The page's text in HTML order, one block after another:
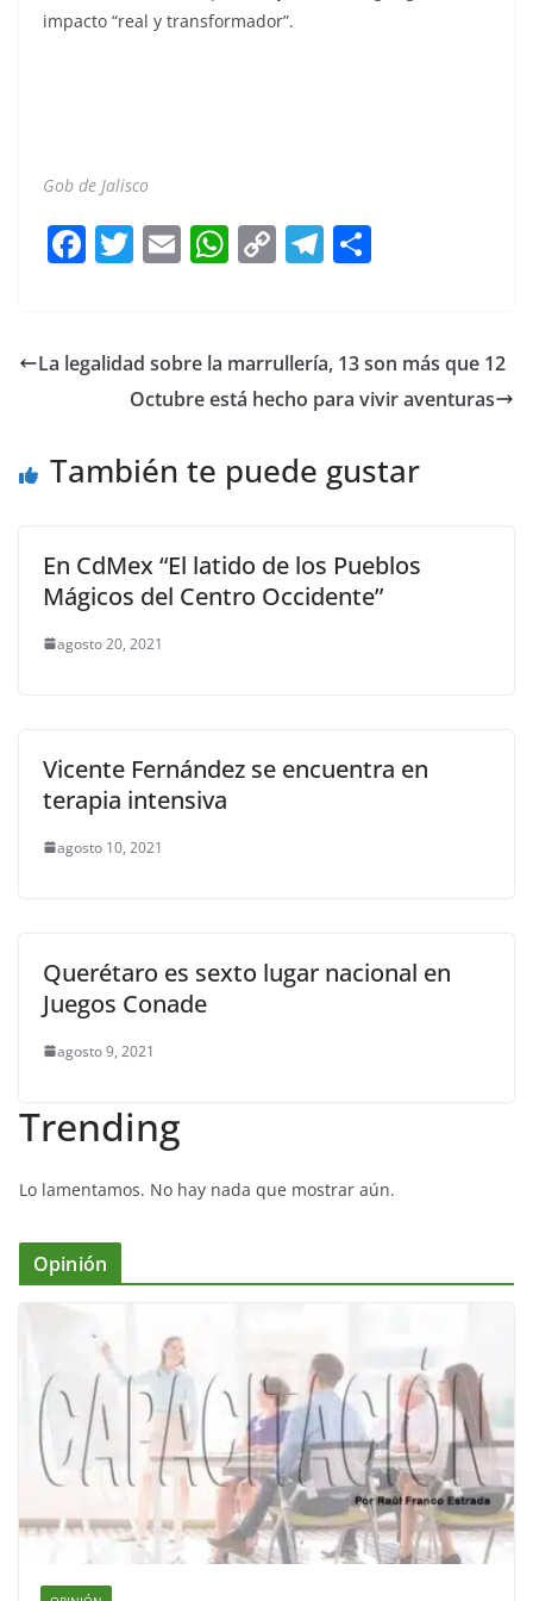
impacto “real y transformador”.
Gob de Jalisco
F
e
o
T
er
E
l
W
s
A
p
C
y
Li
k
T
gr
a
e
La legalidad sobre la marrullería, 13 son más que 12
Octubre está hecho para vivir aventuras
También te puede gustar
En CdMex “El latido de los Pueblos
Mágicos del Centro Occidente”
agosto 20, 2021
Vicente Fernández se encuentra en
terapia intensiva
agosto 10, 2021
Querétaro es sexto lugar nacional en
Juegos Conade
agosto 9, 2021
Trending
Lo lamentamos. No hay nada que mostrar aún.
Opinión